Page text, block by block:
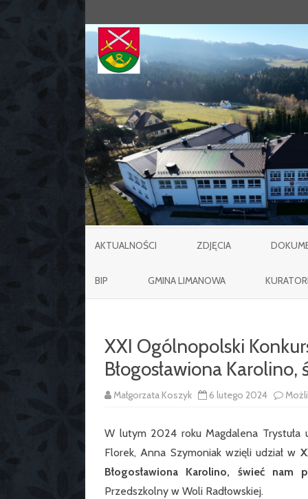
AKTUALNOŚCI ZDJĘCIA
BIP GMINA LIMANOWA
XXI Ogólnopolski
Błogosławiona
Małgorzata Koszyk 6 lutego 2024
W lutym 2024 roku Magdalena Trystuła
Florek, Anna Szymoniak wzięli udział w
Błogosławiona Karolino, świeć nam
Przedszkolny w Woli Radłowskiej.